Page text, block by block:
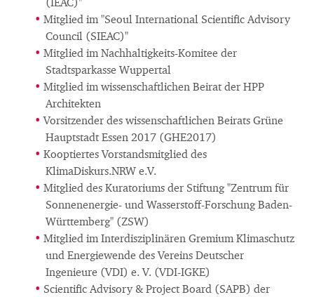
(IEAC)"
Mitglied im "Seoul International Scientific Advisory
Council (SIEAC)"
Mitglied im Nachhaltigkeits-Komitee der
Stadtsparkasse Wuppertal
Mitglied im wissenschaftlichen Beirat der HPP
Architekten
Vorsitzender des wissenschaftlichen Beirats Grüne
Hauptstadt Essen 2017 (GHE2017)
Kooptiertes Vorstandsmitglied des
KlimaDiskurs.NRW e.V.
Mitglied des Kuratoriums der Stiftung "Zentrum für
Sonnenenergie- und Wasserstoff-Forschung Baden-
Württemberg" (ZSW)
Mitglied im Interdisziplinären Gremium Klimaschutz
und Energiewende des Vereins Deutscher
Ingenieure (VDI) e. V. (VDI-IGKE)
Scientific Advisory & Project Board (SAPB) der